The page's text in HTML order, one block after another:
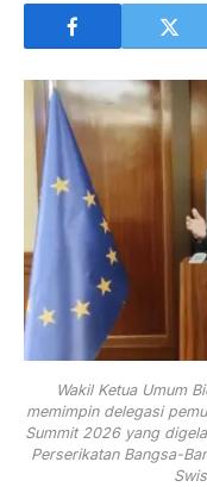
Wakil Ketua Umum
memimpin delegasi
Summit 2026 yang
Perserikatan Bangsa-